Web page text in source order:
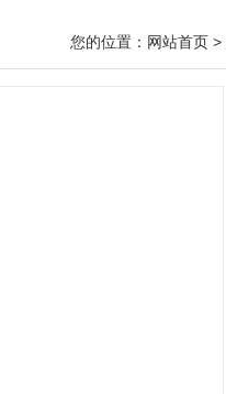
您的位置： 网站首页 >